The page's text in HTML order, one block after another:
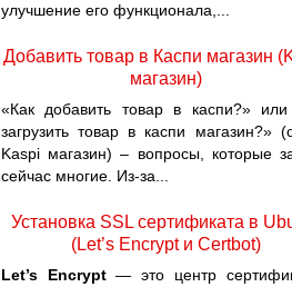
улучшение его функционала,...
Добавить товар в Каспи магазин
магазин)
«Как добавить товар в каспи?»
загрузить товар в каспи магазин?»
Kaspi магазин) – вопросы, которые
сейчас многие. Из-за...
Установка SSL сертификата в
(Let’s Encrypt и Certbot)
Let’s Encrypt— это центр